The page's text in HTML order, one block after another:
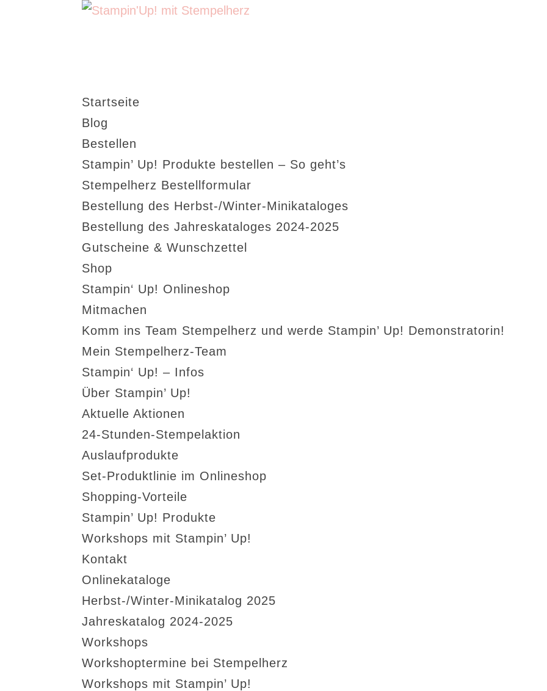
Startseite
Blog
Bestellen
Stampin’ Up! Produkte bestellen – So geht’s
Stempelherz Bestellformular
Bestellung des Herbst-/Winter-Minikataloges
Bestellung des Jahreskataloges 2024-2025
Gutscheine & Wunschzettel
Shop
Stampin‘ Up! Onlineshop
Mitmachen
Komm ins Team Stempelherz und werde Stampin’ Up! Demonstratorin!
Mein Stempelherz-Team
Stampin‘ Up! – Infos
Über Stampin’ Up!
Aktuelle Aktionen
24-Stunden-Stempelaktion
Auslaufprodukte
Set-Produktlinie im Onlineshop
Shopping-Vorteile
Stampin’ Up! Produkte
Workshops mit Stampin’ Up!
Kontakt
Onlinekataloge
Herbst-/Winter-Minikatalog 2025
Jahreskatalog 2024-2025
Workshops
Workshoptermine bei Stempelherz
Workshops mit Stampin’ Up!